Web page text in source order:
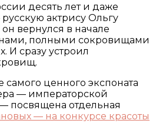
десять лет и даже
актрису Ольгу
вернулся в начале
полными сокровищами
И сразу устроил
ценного экспоната
— императорской
посвящена отдельная
— на конкурсе красоты